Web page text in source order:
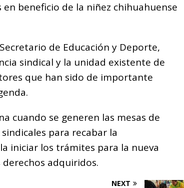
beneficio de la niñez chihuahuense
de Educación y Deporte,
sindical y la unidad existente de
que han sido de importante
cuando se generen las mesas de
para recabar la
iniciar los trámites para la nueva
adquiridos.
NEXT